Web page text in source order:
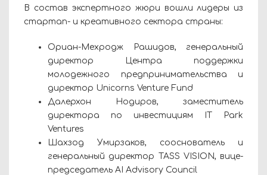
В состав экспертного жюри вошли лидеры из
стартап- и креативного сектора страны:
Ориан-Мехродж Рашидов, генеральный
директор Центра поддержки
молодежного предпринимательства и
директор Unicorns Venture Fund
Далерхон Нодиров, заместитель
директора по инвестициям IT Park
Ventures
Шахзод Умирзаков, сооснователь и
генеральный директор TASS VISION, вице-
председатель AI Advisory Council